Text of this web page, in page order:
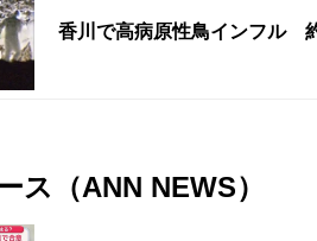
香川で高病原性鳥インフル
ス（ANN NEWS）